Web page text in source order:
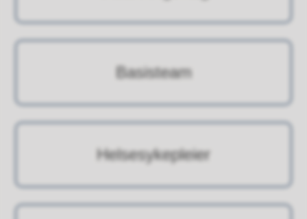
Basisteam
Helsesykepleier